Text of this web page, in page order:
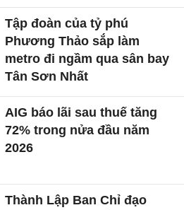
Tập đoàn của tỷ phú
Phương Thảo sắp làm
metro đi ngầm qua sân bay
Tân Sơn Nhất
AIG báo lãi sau thuế tăng
72% trong nửa đầu năm
2026
Thành Lập Ban Chỉ đạo